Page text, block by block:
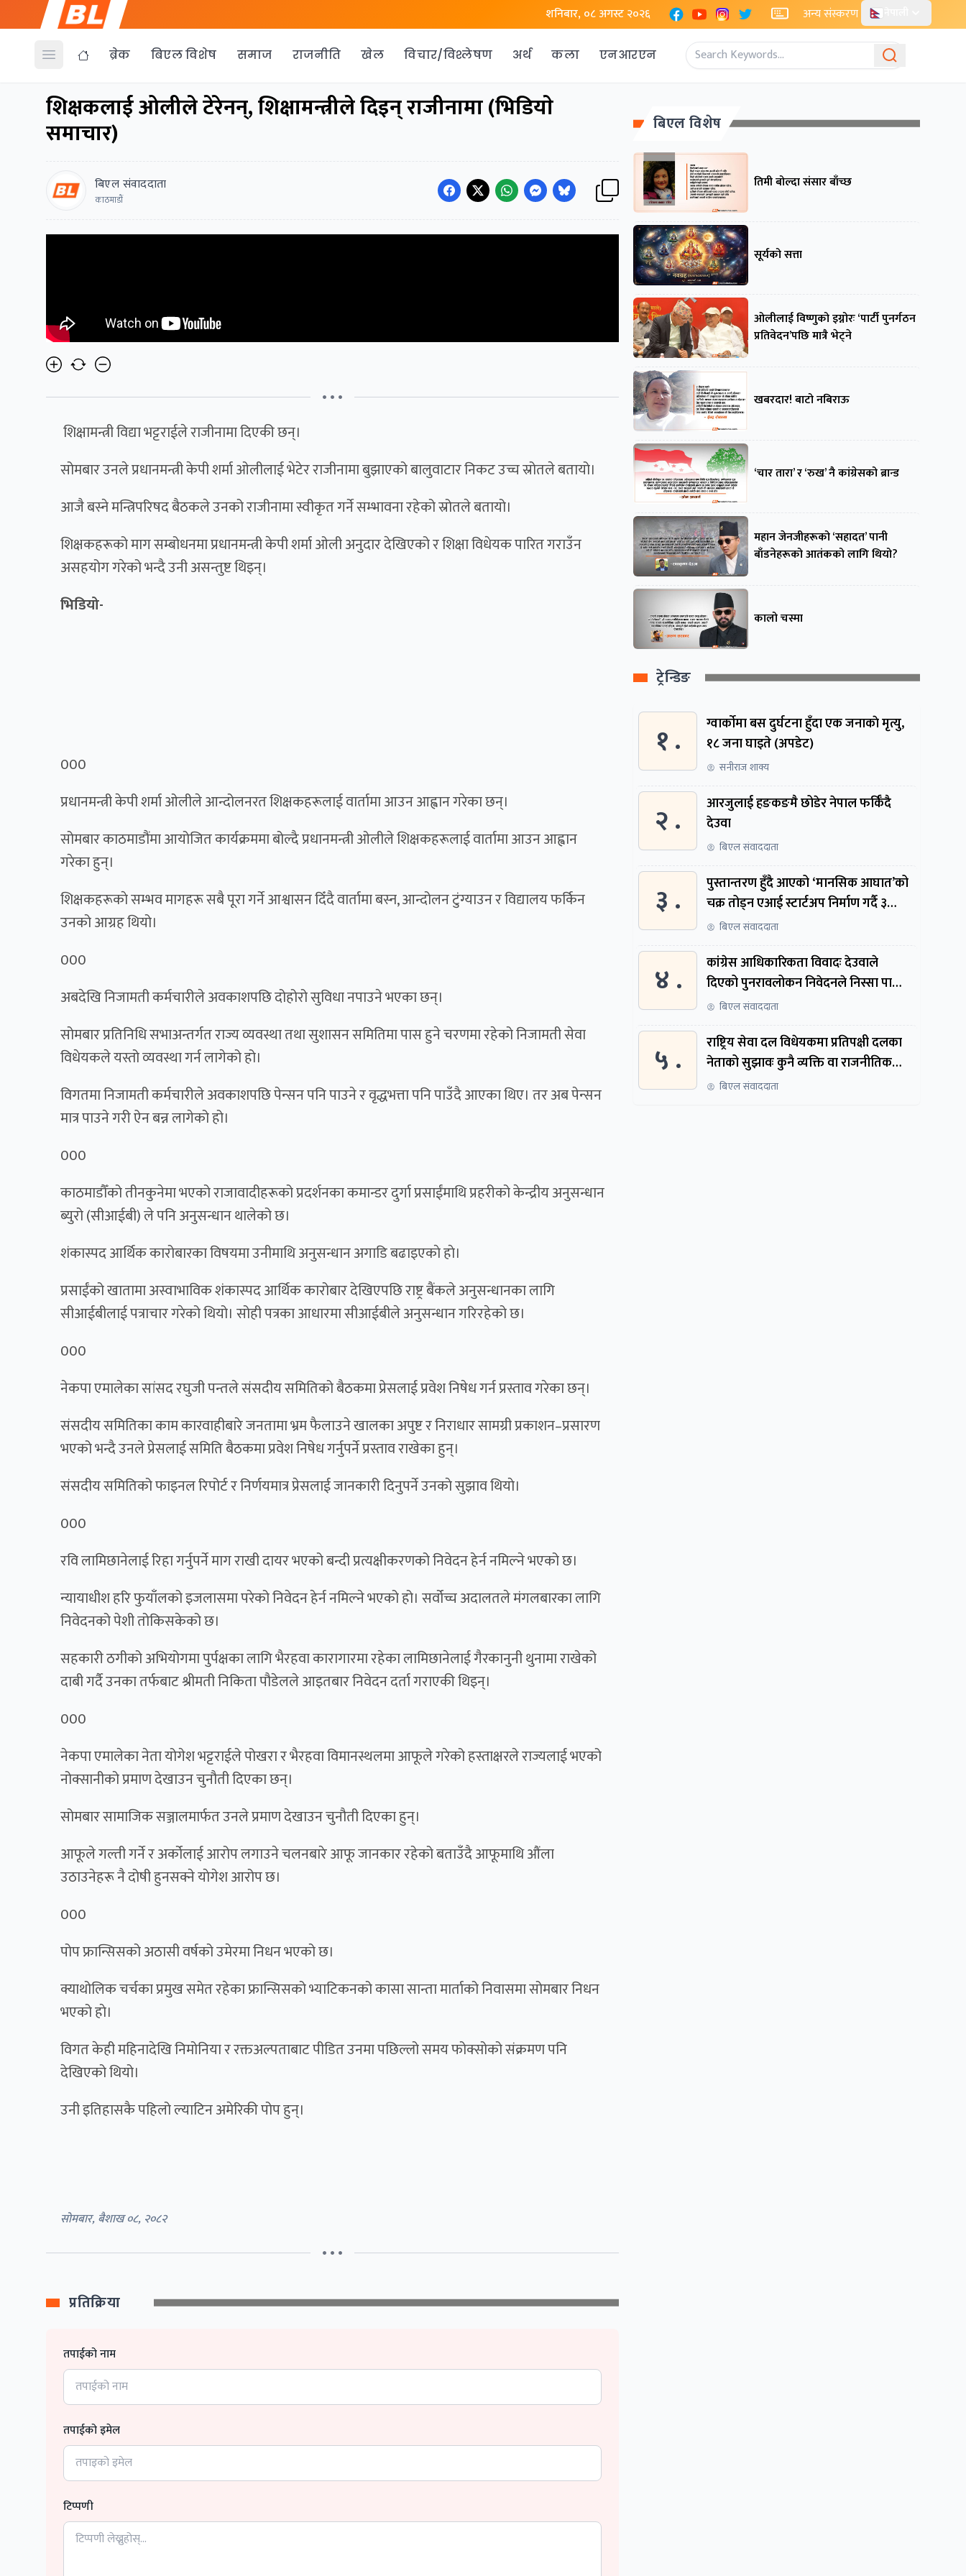
शनिबार, ०८ अगस्ट २०२६ FacebookYouTubeInstagram
X अन्य संस्करण
Open menu ब्रेक बिएल विशेष समाज राजनीति खेल विचार/विश्लेषण अर्थ कला एनआरएन
शिक्षकलाई ओलीले टेरेनन्, शिक्षामन्त्रीले दिइन् राजीनामा (भिडियाे
समाचार)
बिएल संवाददाता
काठमाडाैं
• • •
शिक्षामन्त्री विद्या भट्टराईले राजीनामा दिएकी छन्।
सोमबार उनले प्रधानमन्त्री केपी शर्मा ओलीलाई भेटेर राजीनामा बुझाएको बालुवाटार निकट उच्च स्रोतले बतायो।
आजै बस्ने मन्त्रिपरिषद बैठकले उनको राजीनामा स्वीकृत गर्ने सम्भावना रहेको स्रोतले बतायो।
शिक्षकहरूको माग सम्बोधनमा प्रधानमन्त्री केपी शर्मा ओली अनुदार देखिएको र शिक्षा विधेयक पारित गराउँन
असहयोग गरेको भन्दै उनी असन्तुष्ट थिइन्।
भिडियो-
000
प्रधानमन्त्री केपी शर्मा ओलीले आन्दोलनरत शिक्षकहरूलाई वार्तामा आउन आह्वान गरेका छन्।
सोमबार काठमाडौंमा आयोजित कार्यक्रममा बोल्दै प्रधानमन्त्री ओलीले शिक्षकहरूलाई वार्तामा आउन आह्वान
गरेका हुन्।
शिक्षकहरूकाे सम्भव मागहरू सबै पूरा गर्ने आश्वासन दिँदै वार्तामा बस्न, आन्दोलन टुंग्याउन र विद्यालय फर्किन
उनको आग्रह थियो।
000
अबदेखि निजामती कर्मचारीले अवकाशपछि दोहोरो सुविधा नपाउने भएका छन्।
सोमबार प्रतिनिधि सभाअन्तर्गत राज्य व्यवस्था तथा सुशासन समितिमा पास हुने चरणमा रहेको निजामती सेवा
विधेयकले यस्तो व्यवस्था गर्न लागेको हो।
विगतमा निजामती कर्मचारीले अवकाशपछि पेन्सन पनि पाउने र वृद्धभत्ता पनि पाउँदै आएका थिए। तर अब पेन्सन
मात्र पाउने गरी ऐन बन्न लागेको हो।
000
काठमाडौँको तीनकुनेमा भएको राजावादीहरूको प्रदर्शनका कमान्डर दुर्गा प्रसाईंमाथि प्रहरीको केन्द्रीय अनुसन्धान
ब्युरो (सीआईबी) ले पनि अनुसन्धान थालेको छ।
शंकास्पद आर्थिक कारोबारका विषयमा उनीमाथि अनुसन्धान अगाडि बढाइएकाे हाे।
प्रसाईंको खातामा अस्वाभाविक शंकास्पद आर्थिक कारोबार देखिएपछि राष्ट्र बैंकले अनुसन्धानका लागि
सीआईबीलाई पत्राचार गरेको थियो। सोही पत्रका आधारमा सीआईबीले अनुसन्धान गरिरहेको छ।
000
नेकपा एमालेका सांसद रघुजी पन्तले संसदीय समितिको बैठकमा प्रेसलाई प्रवेश निषेध गर्न प्रस्ताव गरेका छन्।
संसदीय समितिका काम कारवाहीबारे जनतामा भ्रम फैलाउने खालका अपुष्ट र निराधार सामग्री प्रकाशन–प्रसारण
भएको भन्दै उनले प्रेसलाई समिति बैठकमा प्रवेश निषेध गर्नुपर्ने प्रस्ताव राखेका हुन्।
संसदीय समितिको फाइनल रिपोर्ट र निर्णयमात्र प्रेसलाई जानकारी दिनुपर्ने उनकाे सुझाव थियाे।
000
रवि लामिछानेलाई रिहा गर्नुपर्ने माग राखी दायर भएको बन्दी प्रत्यक्षीकरणको निवेदन हेर्न नमिल्ने भएको छ।
न्यायाधीश हरि फुयाँलको इजलासमा परेको निवेदन हेर्न नमिल्ने भएको हो। सर्वोच्च अदालतले मंगलबारका लागि
निवेदनको पेशी तोकिसकेको छ।
सहकारी ठगीको अभियोगमा पुर्पक्षका लागि भैरहवा कारागारमा रहेका लामिछानेलाई गैरकानुनी थुनामा राखेको
दाबी गर्दै उनका तर्फबाट श्रीमती निकिता पौडेलले आइतबार निवेदन दर्ता गराएकी थिइन्।
000
नेकपा एमालेका नेता योगेश भट्टराईले पोखरा र भैरहवा विमानस्थलमा आफूले गरेको हस्ताक्षरले राज्यलाई भएको
नोक्सानीको प्रमाण देखाउन चुनौती दिएका छन्।
सोमबार सामाजिक सञ्जालमार्फत उनले प्रमाण देखाउन चुनौती दिएका हुन्।
आफूले गल्ती गर्ने र अर्कोलाई आरोप लगाउने चलनबारे आफू जानकार रहेको बताउँदै आफूमाथि औंला
उठाउनेहरू नै दोषी हुनसक्ने याेगेश आरोप छ।
000
पोप फ्रान्सिसको अठासी वर्षको उमेरमा निधन भएको छ।
क्याथोलिक चर्चका प्रमुख समेत रहेका फ्रान्सिसको भ्याटिकनको कासा सान्ता मार्ताको निवासमा सोमबार निधन
भएको हाे।
विगत केही महिनादेखि निमोनिया र रक्तअल्पताबाट पीडित उनमा पछिल्लो समय फोक्सोको संक्रमण पनि
देखिएको थियो।
उनी इतिहासकै पहिलो ल्याटिन अमेरिकी पोप हुन्।
सोमबार, बैशाख ०८, २०८२
• • •
प्रतिक्रिया
तपाईको नाम
तपाईको इमेल
टिप्पणी
बिएल विशेष
तिमी बोल्दा संसार बाँच्छ
सूर्यको सत्ता
ओलीलाई विष्णुको इग्नोरः ‘पार्टी पुनर्गठन
प्रतिवेदन’पछि मात्रै भेट्ने
खबरदार! बाटो नबिराऊ
‘चार तारा’ र ‘रुख’ नै कांग्रेसको ब्रान्ड
महान जेनजीहरूको ‘सहादत’ पानी
बाँडनेहरूको आतंकको लागि थियो?
कालो चस्मा
ट्रेन्डिङ
१ .
ग्वार्काेमा बस दुर्घटना हुँदा एक जनाकाे मृत्यु,
१८ जना घाइते (अपडेट)
सनीराज शाक्य
२ .
आरजुलाई हङकङमै छोडेर नेपाल फर्किँदै
देउवा
बिएल संवाददाता
३ .
पुस्तान्तरण हुँदै आएको ‘मानसिक आघात’को
चक्र तोड्न एआई स्टार्टअप निर्माण गर्दै ३
नेपाली
बिएल संवाददाता
४ .
कांग्रेस आधिकारिकता विवादः देउवाले
दिएको पुनरावलोकन निवेदनले निस्सा पायो,
फेरि सुरुदेखि सुनुवाइ हुने
बिएल संवाददाता
५ .
राष्ट्रिय सेवा दल विधेयकमा प्रतिपक्षी दलका
नेताको सुझावः कुनै व्यक्ति वा राजनीतिक
नेतृत्वबाट निर्देशित हुने संस्था नबनोस्
बिएल संवाददाता